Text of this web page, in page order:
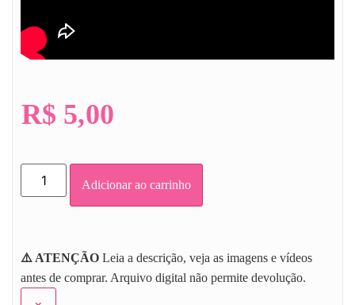
R$ 5,00
Adicionar ao carrinho
⚠️ ATENÇÃO Leia a descrição, veja as imagens e vídeos
antes de comprar. Arquivo digital não permite devolução.